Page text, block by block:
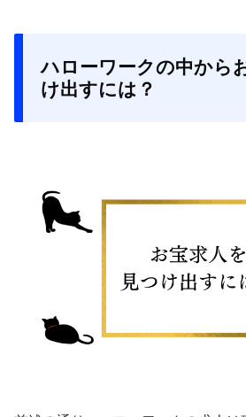
ハローワークの中から
け出すには？